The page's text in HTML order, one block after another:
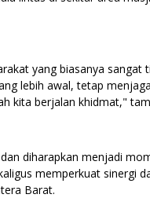
yang biasanya sangat
lebih awal, tetap
kita berjalan khidmat,"
diharapkan menjadi
memperkuat sinergi
Barat.